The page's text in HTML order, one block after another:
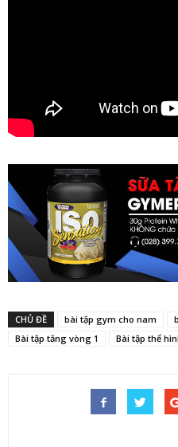
CHỦ ĐỀ bài tập gym cho nam
Bài tập tăng vòng 1
Bài tập thể